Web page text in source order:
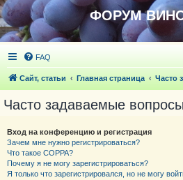
ФОРУМ
FAQ
Сайт, статьи Главная страница Часто
Часто задаваемые вопросы
Вход на конференцию и регистрация
Зачем мне нужно регистрироваться?
Что такое COPPA?
Почему я не могу зарегистрироваться?
Я только что зарегистрировался, но не могу